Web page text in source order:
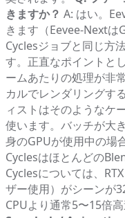
きますか？ A: はい。
きます（Eevee-Nextは
Cyclesジョブと同じ方
す。正直なポイントと
ームあたりの処理が非
カルでレンダリングす
ィストはそのようなケ
使います。バッチが大
身のGPUが使用中の場
Cyclesはほとんどの
Cyclesについては、
ザー使用）がシーンが
CPUより通常5〜15倍高